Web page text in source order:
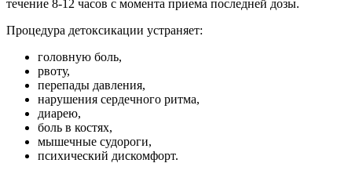
течение 8-12 часов с момента приема последней дозы.
Процедура детоксикации устраняет:
головную боль,
рвоту,
перепады давления,
нарушения сердечного ритма,
диарею,
боль в костях,
мышечные судороги,
психический дискомфорт.